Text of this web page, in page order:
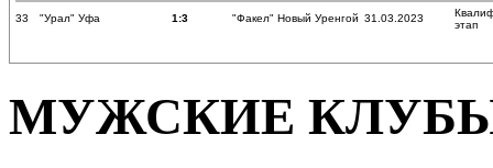
33 "Урал" Уфа 1:3 "Факел" Новый Уренгой 31.03.2023
этап
МУЖСКИЕ